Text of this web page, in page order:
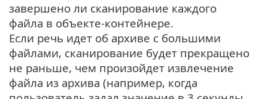
завершено ли сканирование каждого
файла в объекте-контейнере.
Если речь идет об архиве с большими
файлами, сканирование будет прекращено
не раньше, чем произойдет извлечение
файла из архива (например, когда